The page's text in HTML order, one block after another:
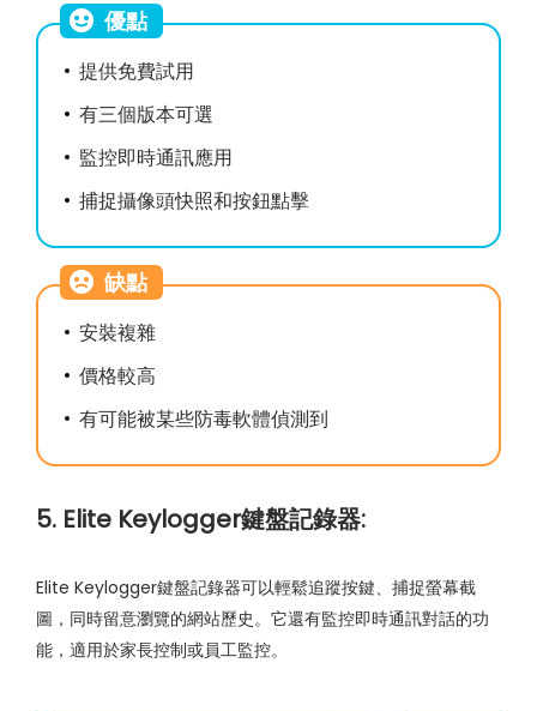
優點
提供免費試用
有三個版本可選
監控即時通訊應用
捕捉攝像頭快照和按鈕點擊
缺點
安裝複雜
價格較高
有可能被某些防毒軟體偵測到
5. Elite Keylogger鍵盤記錄器:
Elite Keylogger鍵盤記錄器可以輕鬆追蹤按鍵、捕捉螢幕截
圖，同時留意瀏覽的網站歷史。它還有監控即時通訊對話的功
能，適用於家長控制或員工監控。